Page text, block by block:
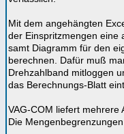
Mit dem angehängten
der Einspritzmengen eine
samt Diagramm für den
berechnen. Dafür muß
Drehzahlband mitloggen
das Berechnungs-Blatt
VAG-COM liefert mehrere
Die